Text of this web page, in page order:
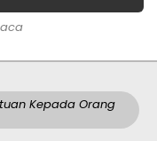
Kepada Orang